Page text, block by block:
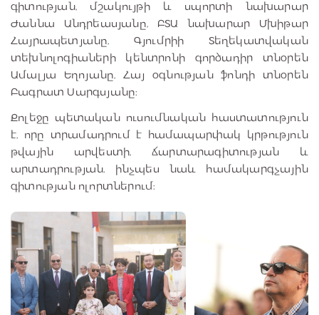
գիտության, մշակույթի և սպորտի նախարար
Ժաննա Անդրեասյանը, ԲՏԱ նախարար Մխիթար
Հայրապետյանը, Գյումրիի Տեղեկատվական
տեխնոլոգիաների կենտրոնի գործադիր տնօրեն
Ամալյա Եղոյանը, Հայ օգնության ֆոնդի տնօրեն
Բագրատ Սարգսյանը:
Քոլեջը պետական ուսումնական հաստատություն
է, որը տրամադրում է համապարփակ կրթություն
թվային արվեստի, ճարտարագիտության և
արտադրության, ինչպես նաև համակարգչային
գիտության ոլորտներում։